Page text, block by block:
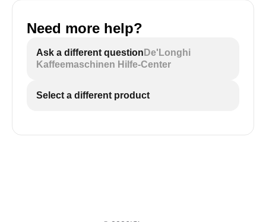
Need more help?
Ask a different question De'Longhi
Kaffeemaschinen Hilfe-Center
Select a different product